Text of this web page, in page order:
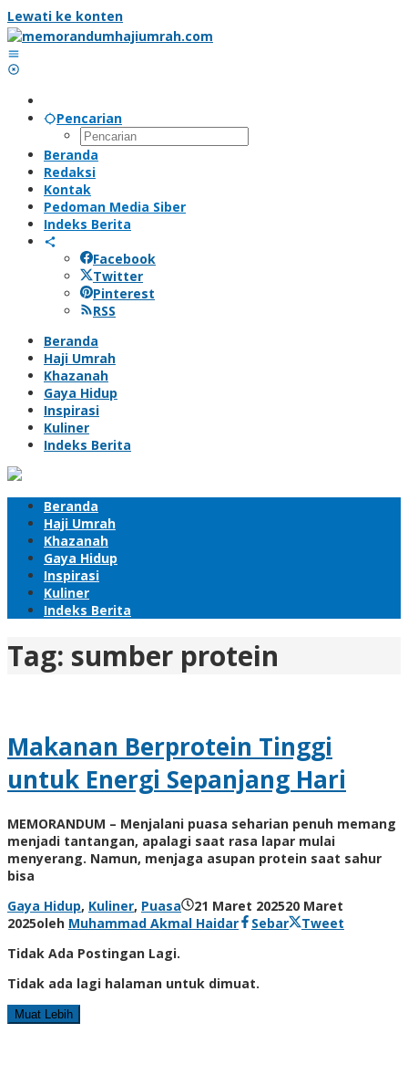
Lewati ke konten
Pencarian
Beranda
Redaksi
Kontak
Pedoman Media Siber
Indeks Berita
Facebook
Twitter
Pinterest
RSS
Beranda
Haji Umrah
Khazanah
Gaya Hidup
Inspirasi
Kuliner
Indeks Berita
Beranda
Haji Umrah
Khazanah
Gaya Hidup
Inspirasi
Kuliner
Indeks Berita
Tag: sumber protein
Makanan Berprotein Tinggi
untuk Energi Sepanjang Hari
MEMORANDUM – Menjalani puasa seharian penuh memang
menjadi tantangan, apalagi saat rasa lapar mulai
menyerang. Namun, menjaga asupan protein saat sahur
bisa
Gaya Hidup, Kuliner, Puasa 21 Maret 202520 Maret
2025oleh Muhammad Akmal Haidar Sebar
Tweet
Tidak Ada Postingan Lagi.
Tidak ada lagi halaman untuk dimuat.
Muat Lebih